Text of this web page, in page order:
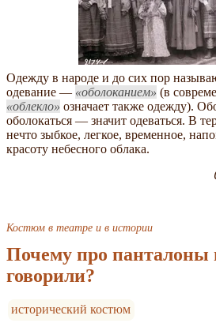
Одежду в народе и до сих пор
одевание —
оболоканием
(в
облекло
означает также одежду).
оболокаться — значит одеваться. В
нечто зыбкое, легкое, временное,
красоту небесного облака.
Костюм в театре и в истории
Почему про панталоны
говорили?
исторический костюм